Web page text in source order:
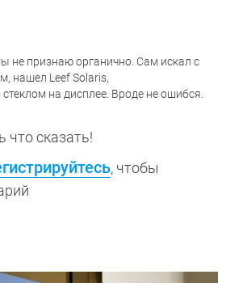
не признаю органично. Сам искал с
нашел Leef Solaris,
на дисплее. Вроде не ошибся.
сказать!
, чтобы